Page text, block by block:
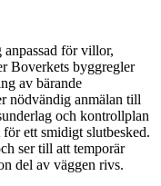
anpassad för villor,
Boverkets byggregler
av bärande
nödvändig anmälan till
och kontrollplan
ett smidigt slutbesked.
ser till att temporär
del av väggen rivs.